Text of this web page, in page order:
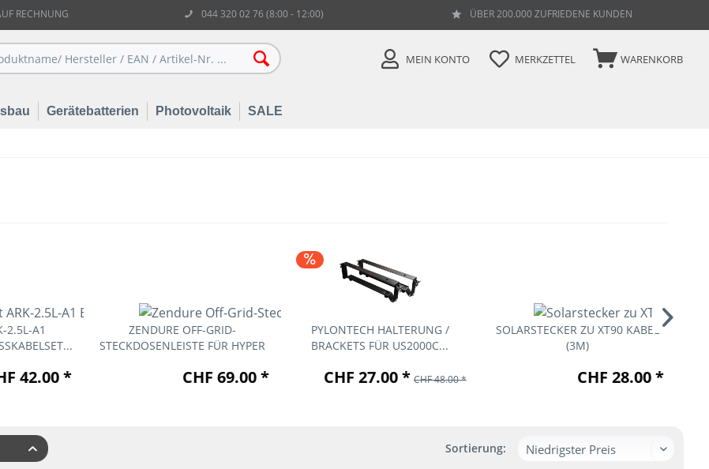
RECHNUNG 044 320 02 76 (8:00 - 12:00) ÜBER 200.000 ZUFRIEDENE KUNDEN
WARENKORB
MERKZETTEL
MEIN KONTO
Gerätebatterien Photovoltaik SALE
2.5L-A1
42.00 *
ZENDURE OFF-GRID-
STECKDOSENLEISTE FÜR HYPER
CHF 69.00 *
PYLONTECH HALTERUNG /
BRACKETS FÜR US2000C...
CHF 27.00 * CHF 48.00 *
SOLARSTECKER ZU XT90 KABEL
(3M)
CHF 28.00 *
Sortierung: